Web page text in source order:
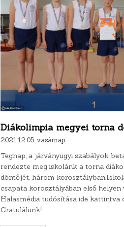
Diákolimpia megyei torna
2021.12.05. vasárnap
Tegnap, a járványügyi szabályok
rendezte meg iskolánk a torna
döntőjét, három
csapata korosztályában első helyen
Halasmédia tudósítása ide kattintva
Gratulálunk!